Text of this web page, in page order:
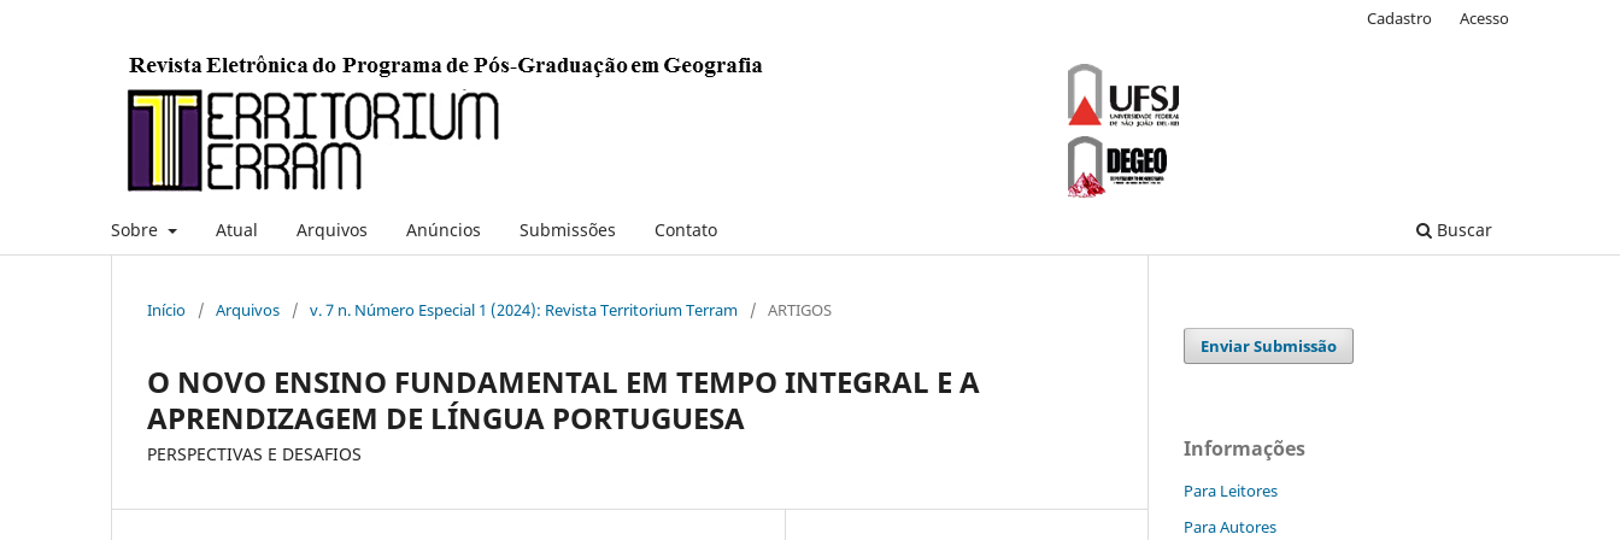
Sobre Atual Arquivos Anúncios Submissões Contato Buscar
Cadastro Acesso
Início / Arquivos / v. 7 n. Número Especial 1 (2024): Revista Territorium Terram / ARTIGOS
O NOVO ENSINO FUNDAMENTAL EM TEMPO INTEGRAL E A
APRENDIZAGEM DE LÍNGUA PORTUGUESA
PERSPECTIVAS E DESAFIOS
Enviar Submissão
Informações
Para Leitores
Para Autores